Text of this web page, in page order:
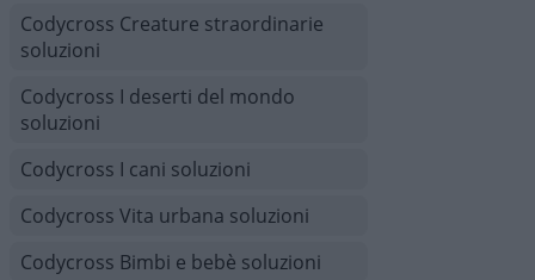
Codycross Creature straordinarie
soluzioni
Codycross I deserti del mondo
soluzioni
Codycross I cani soluzioni
Codycross Vita urbana soluzioni
Codycross Bimbi e bebè soluzioni